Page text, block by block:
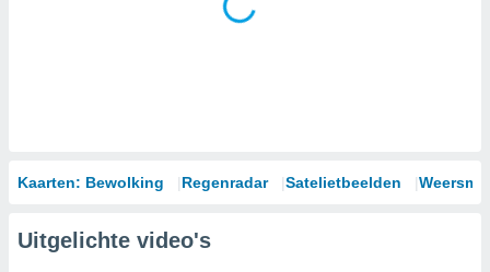
Kaarten: Bewolking Regenradar Satelietbeelden
Uitgelichte video's